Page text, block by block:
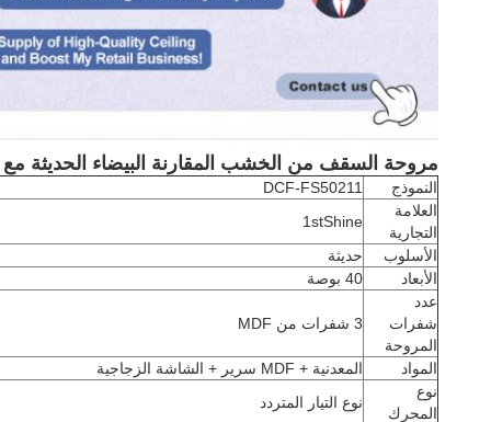
مروحة السقف من الخشب المقارنة البيضاء الحديثة
النموذج
DCF-FS50211
العلامة
التجارية
1stShine
الأسلوب
حديثة
الأبعاد
40 بوصة
عدد
شفرات
المروحة
3 شفرات من MDF
المواد
المعدنية + MDF سرير + الشاشة الزجاجية
نوع
المحرك
نوع التيار المتردد